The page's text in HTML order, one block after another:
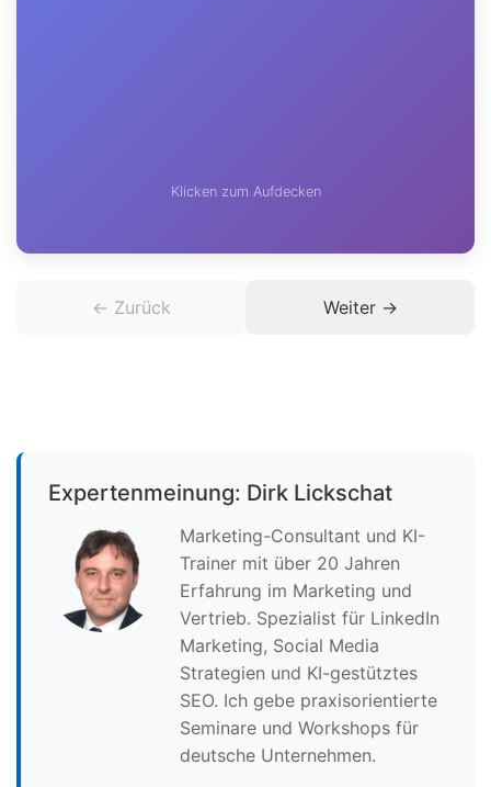
Klicken zum Aufdecken
Klicken zum Zurückdrehen
← Zurück Weiter →
Expertenmeinung: Dirk Lickschat
Marketing-Consultant und KI-
Trainer mit über 20 Jahren
Erfahrung im Marketing und
Vertrieb. Spezialist für LinkedIn
Marketing, Social Media
Strategien und KI-gestütztes
SEO. Ich gebe praxisorientierte
Seminare und Workshops für
deutsche Unternehmen.